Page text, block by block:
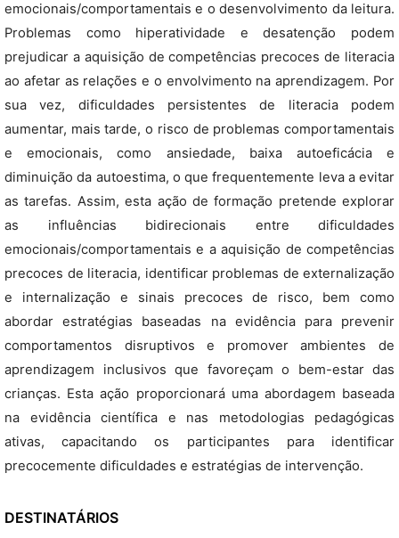
emocionais/comportamentais e o desenvolvimento da leitura.
Problemas como hiperatividade e desatenção podem
prejudicar a aquisição de competências precoces de literacia
ao afetar as relações e o envolvimento na aprendizagem. Por
sua vez, dificuldades persistentes de literacia podem
aumentar, mais tarde, o risco de problemas comportamentais
e emocionais, como ansiedade, baixa autoeficácia e
diminuição da autoestima, o que frequentemente leva a evitar
as tarefas. Assim, esta ação de formação pretende explorar
as influências bidirecionais entre dificuldades
emocionais/comportamentais e a aquisição de competências
precoces de literacia, identificar problemas de externalização
e internalização e sinais precoces de risco, bem como
abordar estratégias baseadas na evidência para prevenir
comportamentos disruptivos e promover ambientes de
aprendizagem inclusivos que favoreçam o bem-estar das
crianças. Esta ação proporcionará uma abordagem baseada
na evidência científica e nas metodologias pedagógicas
ativas, capacitando os participantes para identificar
precocemente dificuldades e estratégias de intervenção.
DESTINATÁRIOS